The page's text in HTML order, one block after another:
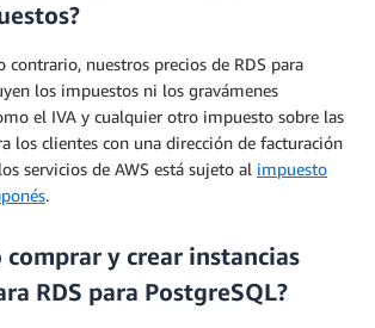
contrario, nuestros precios de RDS para
los impuestos ni los gravámenes
el IVA y cualquier otro impuesto sobre las
los clientes con una dirección de facturación
servicios de AWS está sujeto al impuesto
.
comprar y crear instancias
RDS para PostgreSQL?